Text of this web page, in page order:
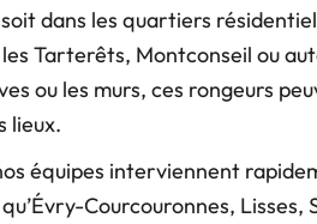
dans les quartiers
Tarterêts, Montconseil ou
ou les murs, ces rongeurs
lieux.
équipes interviennent
Courcouronnes, Lisses,